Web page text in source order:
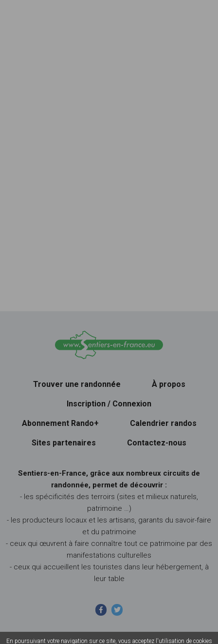
Trouver une randonnée À propos
Inscription / Connexion
Abonnement Rando+ Calendrier randos
Sites partenaires Contactez-nous
Sentiers-en-France, grâce aux nombreux circuits de
randonnée, permet de découvrir :
- les spécificités des terroirs (sites et milieux naturels,
patrimoine …)
- les producteurs locaux et les artisans, garants du savoir-faire
et du patrimoine
- ceux qui œuvrent à faire connaître tout ce patrimoine par des
manifestations culturelles
- ceux qui accueillent les touristes dans leur hébergement, à
leur table
En poursuivant votre navigation sur ce site, vous acceptez l'utilisation de cookies